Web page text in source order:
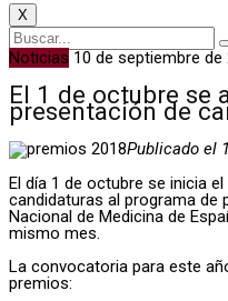
X
Noticias 10 de septiembre de
El 1 de octubre se
presentación de
Publicado el
El día 1 de octubre se inicia
candidaturas al programa de
Nacional de Medicina de
mismo mes.
La convocatoria para este
premios: